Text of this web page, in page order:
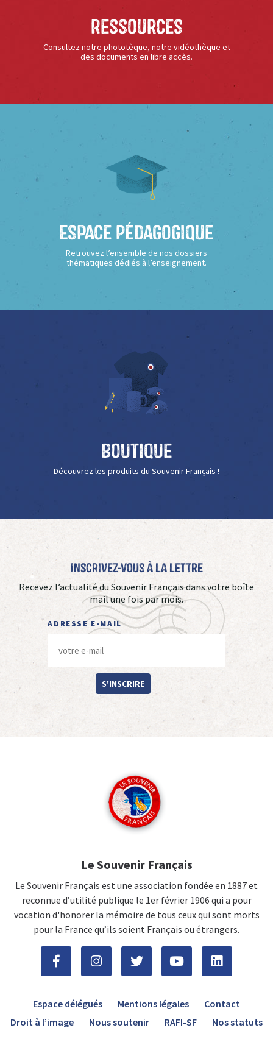
Ressources
Consultez notre phototèque, notre vidéothèque et
des documents en libre accès.
Espace Pédagogique
Retrouvez l’ensemble de nos dossiers
thématiques dédiés à l’enseignement.
Boutique
Découvrez les produits du Souvenir Français !
Inscrivez-vous à La Lettre
Recevez l’actualité du Souvenir Français dans votre boîte
mail une fois par mois.
ADRESSE E-MAIL
S'INSCRIRE
Le Souvenir Français
Le Souvenir Français est une association fondée en 1887 et
reconnue d’utilité publique le 1er février 1906 qui a pour
vocation d'honorer la mémoire de tous ceux qui sont morts
pour la France qu’ils soient Français ou étrangers.
Espace délégués Mentions légales
Contact
Droit à l’image
Nous soutenir RAFI-SF Nos statuts